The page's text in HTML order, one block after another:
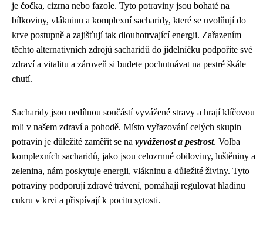
je čočka, cizrna nebo fazole. Tyto potraviny jsou bohaté na
bílkoviny, vlákninu a komplexní sacharidy, které se uvolňují do
krve postupně a zajišťují tak dlouhotrvající energii. Zařazením
těchto alternativních zdrojů sacharidů do jídelníčku podpoříte své
zdraví a vitalitu a zároveň si budete pochutnávat na pestré škále
chutí.
Sacharidy jsou nedílnou součástí vyvážené stravy a hrají klíčovou
roli v našem zdraví a pohodě. Místo vyřazování celých skupin
potravin je důležité zaměřit se na vyváženost a pestrost. Volba
komplexních sacharidů, jako jsou celozrnné obiloviny, luštěniny a
zelenina, nám poskytuje energii, vlákninu a důležité živiny. Tyto
potraviny podporují zdravé trávení, pomáhají regulovat hladinu
cukru v krvi a přispívají k pocitu sytosti.